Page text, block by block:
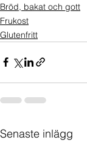
Bröd, bakat och gott
Frukost
Glutenfritt
Senaste inlägg